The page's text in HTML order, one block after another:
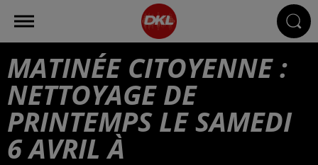
MATINÉE CITOYENNE :
NETTOYAGE DE
PRINTEMPS LE SAMEDI
6 AVRIL À